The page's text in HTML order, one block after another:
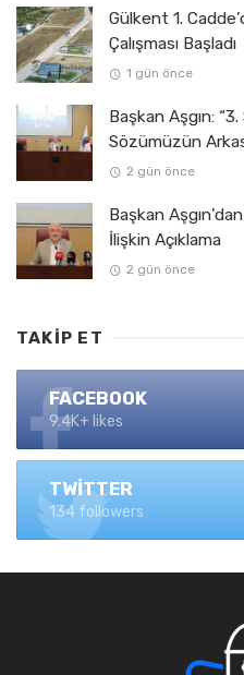
Gülkent 1.
Çalışması Başladı
1 gün önce
Başkan Aşgın:
Sözümüzün
2 gün önce
Başkan
İlişkin Açıklama
2 gün önce
TAKIP ET
FACEBOOK
9.4K+ likes
TWITTER
134 followers